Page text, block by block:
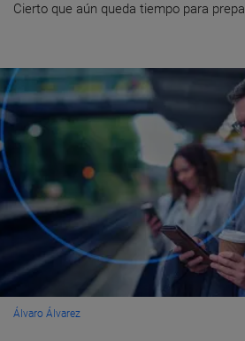
Cierto que aún queda tiempo para
Álvaro Álvarez